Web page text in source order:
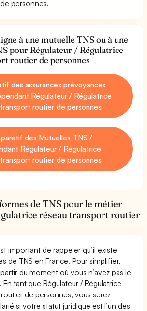
personnes.
à une mutuelle TNS ou à une
pour Régulateur / Régulatrice
routier de personnes
des assurances prévoyances
Régulateur / Régulatrice
routier de personnes
des Mutuelles TNS /
Régulateur / Régulatrice
routier de personnes
de TNS pour le métier
réseau transport routier
important de rappeler qu’il existe
de TNS en France. Pour simplifier,
du moment où vous n’avez pas le
En tant que Régulateur / Régulatrice
de personnes, vous serez
si votre statut juridique est l’un des